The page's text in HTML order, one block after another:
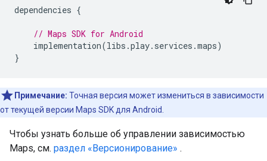
dependencies {
// Maps SDK for Android
implementation(libs .play. services .maps)
}
Примечание: Точная версия может измениться в зависимости
от текущей версии Maps SDK для Android.
Чтобы узнать больше об управлении зависимостью
Maps, см. раздел «Версионирование» .